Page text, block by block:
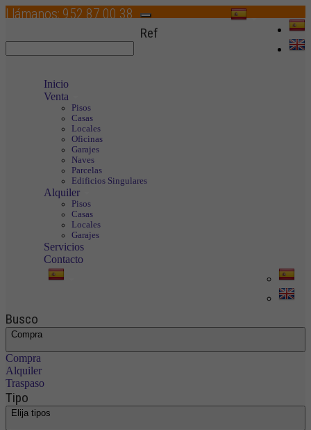
Llámanos:952 87 00 38
Toggle
navigation
Inicio
Venta
Pisos
Casas
Locales
Oficinas
Garajes
Naves
Parcelas
Edificios Singulares
Alquiler
Pisos
Casas
Locales
Garajes
Servicios
Contacto
Ref
Busco
Compra
Compra
Alquiler
Traspaso
Tipo
Elija tipos